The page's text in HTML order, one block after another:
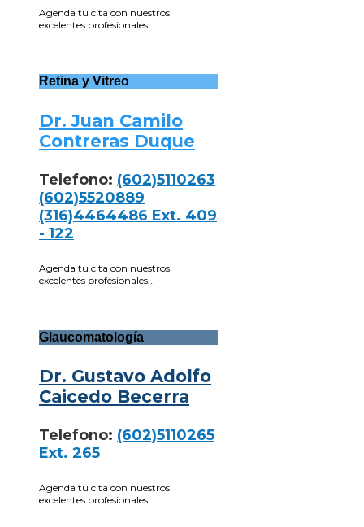
Agenda tu cita con nuestros
excelentes profesionales...
Retina y Vitreo
Dr. Juan Camilo
Contreras Duque
Telefono: (602)5110263
(602)5520889
(316)4464486 Ext. 409
- 122
Agenda tu cita con nuestros
excelentes profesionales...
Glaucomatología
Dr. Gustavo Adolfo
Caicedo Becerra
Telefono: (602)5110265
Ext. 265
Agenda tu cita con nuestros
excelentes profesionales...